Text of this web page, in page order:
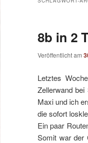
8b in 2
Veröffentlicht am
Letztes
Zellerwand
Maxi und ich
die sofort
Ein paar
Somit war der